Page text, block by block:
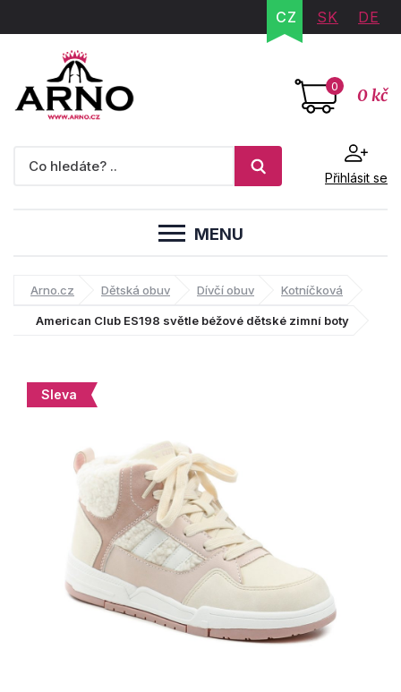
CZ SK DE
0 0 kč
Přihlásit se
MENU
Arno.cz Dětská obuv Dívčí obuv Kotníčková
American Club ES198 světle béžové dětské zimní boty
Sleva